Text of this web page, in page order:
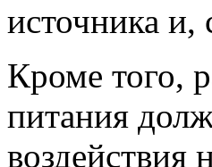
источника и,
Кроме того,
питания
воздействия